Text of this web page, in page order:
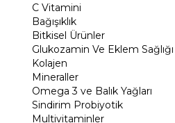
C Vitamini
Bağışıklık
Bitkisel Ürünler
Glukozamin Ve Eklem Sağlığı
Kolajen
Mineraller
Omega 3 ve Balık Yağları
Sindirim Probiyotik
Multivitaminler